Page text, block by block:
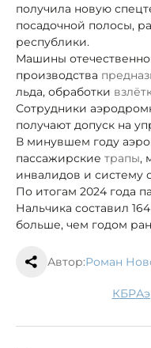
получила новую
посадочной полосы,
республики.
Машины
производства
льда, обработки
Сотрудники
получают допуск на
В минувшем году
пассажирские трапы,
инвалидов и систему
По итогам 2024 года
Нальчика составил
больше, чем годом
Автор:Роман
КБР